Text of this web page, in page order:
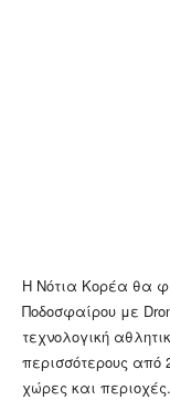
Η Νότια Κορέα θα
Ποδοσφαίρου με
τεχνολογική
περισσότερους από
χώρες και